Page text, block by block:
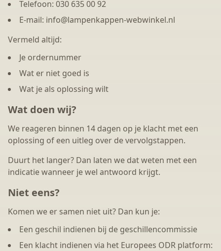
Telefoon: 030 635 00 92
E-mail: info@lampenkappen-webwinkel.nl
Vermeld altijd:
Je ordernummer
Wat er niet goed is
Wat je als oplossing wilt
Wat doen wij?
We reageren binnen 14 dagen op je klacht met een
oplossing of een uitleg over de vervolgstappen.
Duurt het langer? Dan laten we dat weten met een
indicatie wanneer je wel antwoord krijgt.
Niet eens?
Komen we er samen niet uit? Dan kun je:
Een geschil indienen bij de geschillencommissie
Een klacht indienen via het Europees ODR platform: